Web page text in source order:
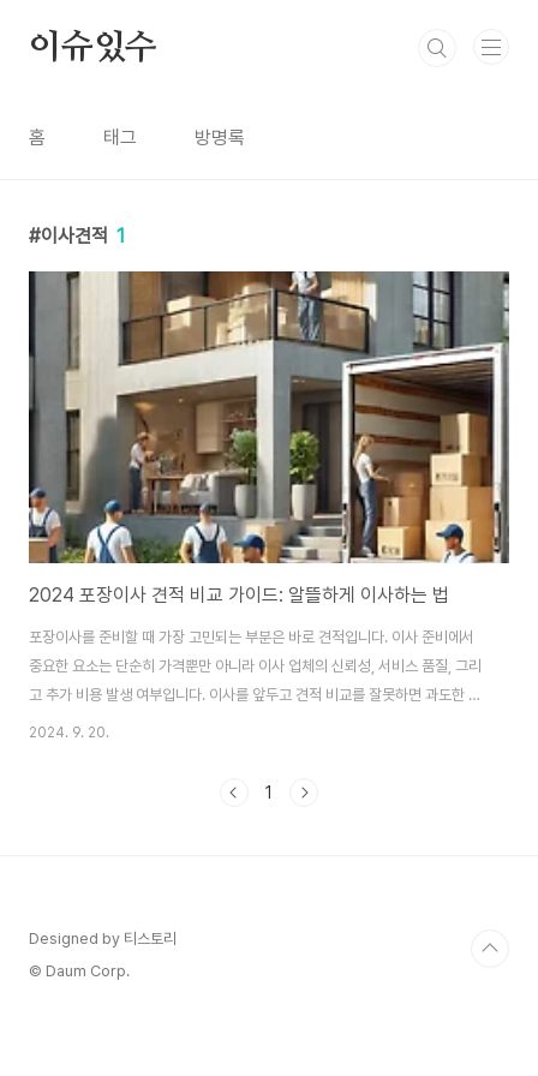
이슈있수
홈 태그 방명록
이사견적 1
2024 포장이사 견적 비교 가이드: 알뜰하게 이사하는 법
포장이사를 준비할 때 가장 고민되는 부분은 바로 견적입니다. 이사 준비에서
중요한 요소는 단순히 가격뿐만 아니라 이사 업체의 신뢰성, 서비스 품질, 그리
고 추가 비용 발생 여부입니다. 이사를 앞두고 견적 비교를 잘못하면 과도한 비
용을 지출할 수 있고, 반대로 너무 저렴한 곳을 선택하면 이사 중 물품 파손이나
비교하고, 나에게 맞는 포장이사 업체를 선택하는 것이 중요합니다. 이 글에서
2024. 9. 20.
1
Designed by 티스토리
© Daum Corp.